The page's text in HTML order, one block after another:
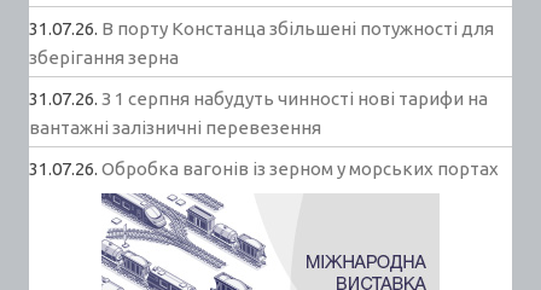
31.07.26. В порту Констанца збільшені потужності для
зберігання зерна
31.07.26. З 1 серпня набудуть чинності нові тарифи на
вантажні залізничні перевезення
31.07.26. Обробка вагонів із зерном у морських портах